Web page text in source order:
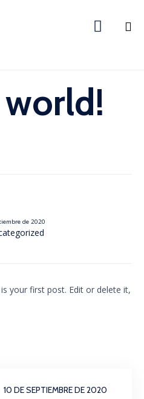

de 2020
your first post. Edit or delete it,
10 DE SEPTIEMBRE DE 2020